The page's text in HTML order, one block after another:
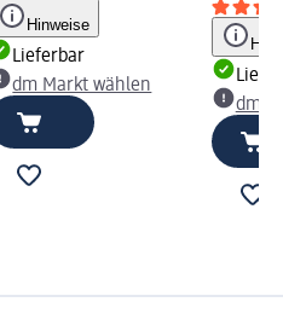
Hinweise
Lieferbar
dm Markt wählen
dm